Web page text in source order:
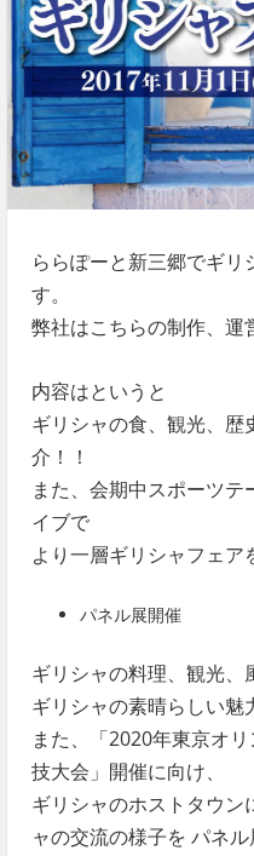
ららぽーと新三郷でギリ
す。
弊社はこちらの制作、運
内容はというと
ギリシャの食、観光、歴
介！！
また、会期中スポーツ
イブで
より一層ギリシャフェア
パネル展開催
ギリシャの料理、観光、
ギリシャの素晴らしい魅
また、「2020年東京オ
技大会」開催に向け、
ギリシャのホストタウン
ャの交流の様子を パネル